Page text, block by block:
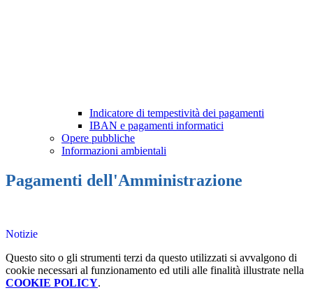
Indicatore di tempestività dei pagamenti
IBAN e pagamenti informatici
Opere pubbliche
Informazioni ambientali
Pagamenti dell'Amministrazione
Notizie
Questo sito o gli strumenti terzi da questo utilizzati si avvalgono di
cookie necessari al funzionamento ed utili alle finalità illustrate nella
COOKIE POLICY.